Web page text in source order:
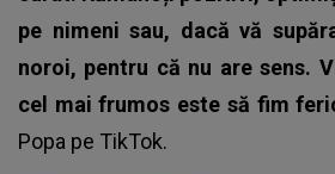
pe nimeni sau, dacă vă
noroi, pentru că nu are sens.
cel mai frumos este să fim
Popa pe TikTok.